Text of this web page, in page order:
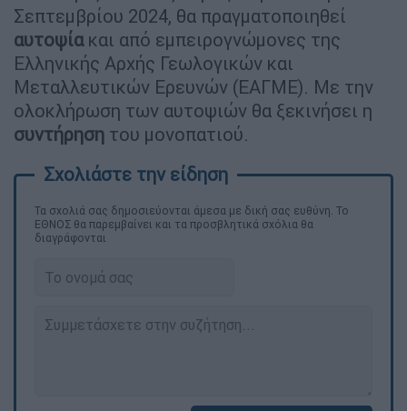
Σεπτεμβρίου 2024, θα πραγματοποιηθεί
αυτοψίακαι από εμπειρογνώμονες της
Ελληνικής Αρχής Γεωλογικών και
Μεταλλευτικών Ερευνών (ΕΑΓΜΕ). Με την
ολοκλήρωση των αυτοψιών θα ξεκινήσει η
συντήρηση του μονοπατιού.
Τα σχολιά σας δημοσιεύονται άμεσα με δική σας ευθύνη. Το
ΕΘΝΟΣ θα παρεμβαίνει και τα προσβλητικά σχόλια θα
διαγράφονται